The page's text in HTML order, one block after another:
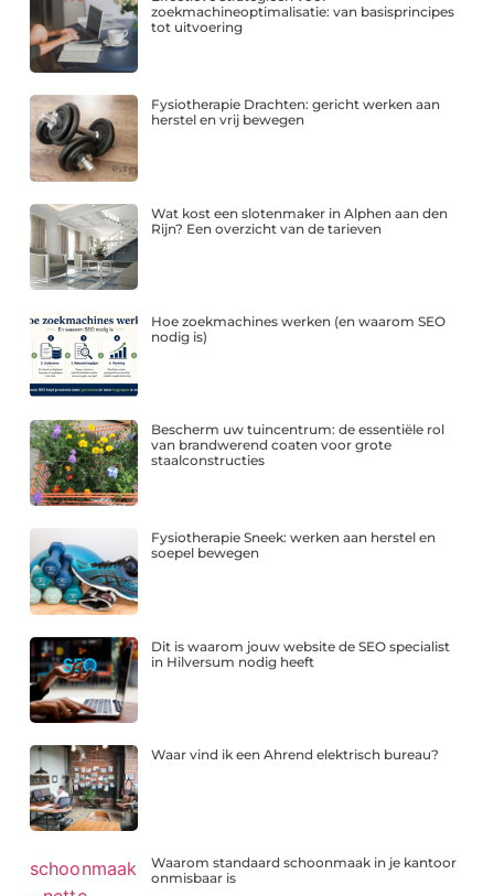
zoekmachineoptimalisatie: van basisprincipes
tot uitvoering
Fysiotherapie Drachten: gericht werken aan
herstel en vrij bewegen
Wat kost een slotenmaker in Alphen aan den
Rijn? Een overzicht van de tarieven
Hoe zoekmachines werken (en waarom SEO
nodig is)
Bescherm uw tuincentrum: de essentiële rol
van brandwerend coaten voor grote
staalconstructies
Fysiotherapie Sneek: werken aan herstel en
soepel bewegen
Dit is waarom jouw website de SEO specialist
in Hilversum nodig heeft
Waar vind ik een Ahrend elektrisch bureau?
Waarom standaard schoonmaak in je kantoor
onmisbaar is